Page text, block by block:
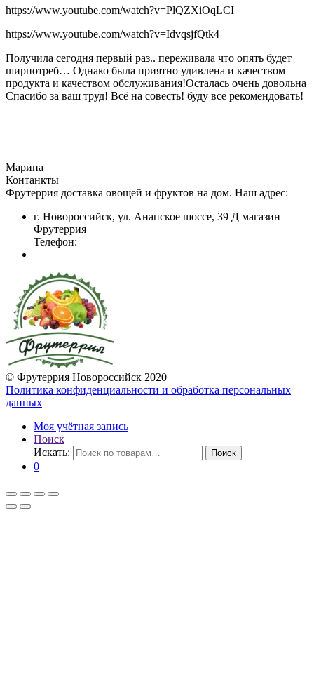
https://www.youtube.com/watch?v=PlQZXiOqLCI
https://www.youtube.com/watch?v=IdvqsjfQtk4
Получила сегодня первый раз.. переживала что опять будет
ширпотреб… Однако была приятно удивлена и качеством
продукта и качеством обслуживания!Осталась очень довольна
Спасибо за ваш труд! Всё на совесть! буду все рекомендовать!
Марина
Контанкты
Фрутеррия доставка овощей и фруктов на дом. Наш адрес:
г. Новороссийск, ул. Анапское шоссе, 39 Д магазин
Фрутеррия
Телефон:
© Фрутеррия Новороссийск 2020
Политика конфиденциальности и обработка персональных
данных
Моя учётная запись
Поиск
Искать:
Поиск
0